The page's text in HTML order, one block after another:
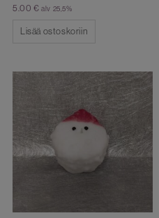
5.00 € alv 25,5%
Lisää ostoskoriin